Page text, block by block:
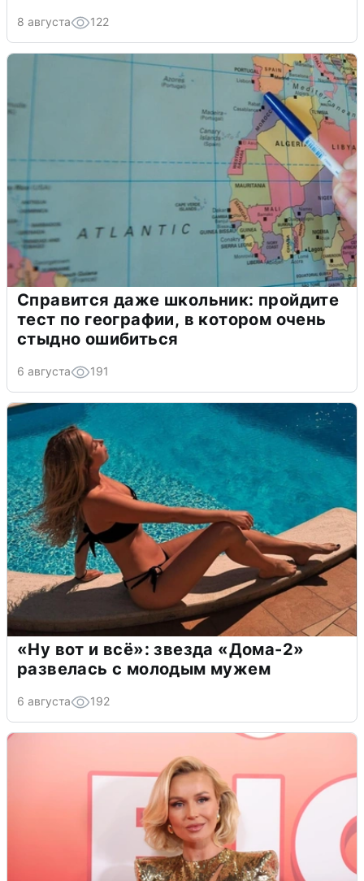
8 августа 122
Справится даже школьник: пройдите
тест по географии, в котором очень
стыдно ошибиться
6 августа 191
«Ну вот и всё»: звезда «Дома-2»
развелась с молодым мужем
6 августа 192